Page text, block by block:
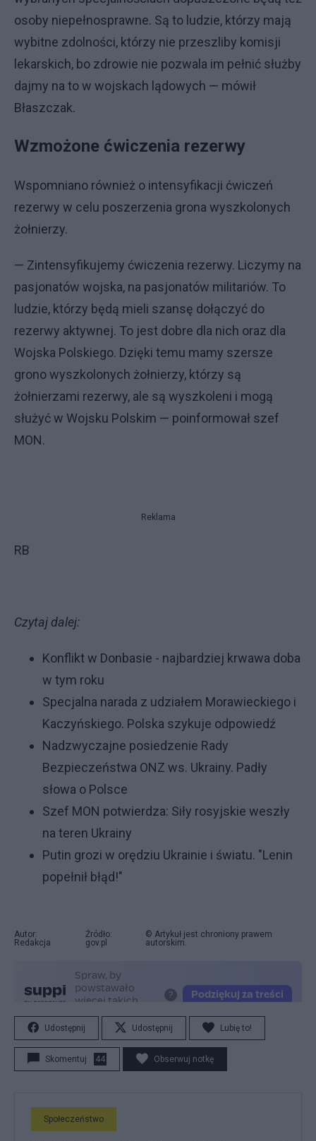
osoby niepełnosprawne. Są to ludzie, którzy mają
wybitne zdolności, którzy nie przeszliby komisji
lekarskich, bo zdrowie nie pozwala im pełnić służby
dajmy na to w wojskach lądowych — mówił
Błaszczak.
Wzmożone ćwiczenia rezerwy
Wspomniano również o intensyfikacji ćwiczeń
rezerwy w celu poszerzenia grona wyszkolonych
żołnierzy.
— Zintensyfikujemy ćwiczenia rezerwy. Liczymy na
pasjonatów wojska, na pasjonatów militariów. To
ludzie, którzy będą mieli szansę dołączyć do
rezerwy aktywnej. To jest dobre dla nich oraz dla
Wojska Polskiego. Dzięki temu mamy szersze
grono wyszkolonych żołnierzy, którzy są
żołnierzami rezerwy, ale są wyszkoleni i mogą
służyć w Wojsku Polskim — poinformował szef
MON.
Reklama
RB
Czytaj dalej:
Konflikt w Donbasie - najbardziej krwawa doba
w tym roku
Specjalna narada z udziałem Morawieckiego i
Kaczyńskiego. Polska szykuje odpowiedź
Nadzwyczajne posiedzenie Rady
Bezpieczeństwa ONZ ws. Ukrainy. Padły
słowa o Polsce
Szef MON potwierdza: Siły rosyjskie weszły
na teren Ukrainy
Putin grozi w orędziu Ukrainie i światu. "Lenin
popełnił błąd!"
Autor:
Redakcja
Źródło:
gov.pl
© Artykuł jest chroniony prawem
autorskim.
Udostępnij Udostępnij Lubię to!
Skomentuj 44 Obserwuj notkę
Społeczeństwo